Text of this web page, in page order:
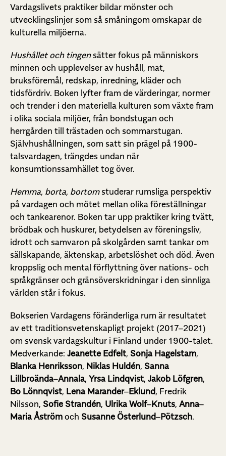
Vardagslivets praktiker bildar mönster och
utvecklingslinjer som så småningom omskapar de
kulturella miljöerna.
Hushållet och tingensätter fokus på människors
minnen och upplevelser av hushåll, mat,
bruksföremål, redskap, inredning, kläder och
tidsfördriv. Boken lyfter fram de värderingar, normer
och trender i den materiella kulturen som växte fram
i olika sociala miljöer, från bondstugan och
herrgården till trästaden och sommarstugan.
Självhushållningen, som satt sin prägel på 1900-
talsvardagen, trängdes undan när
konsumtionssamhället tog över.
Hemma, borta, bortom studerar rumsliga perspektiv
på vardagen och mötet mellan olika föreställningar
och tankearenor. Boken tar upp praktiker kring tvätt,
brödbak och huskurer, betydelsen av föreningsliv,
idrott och samvaron på skolgården samt tankar om
sällskapande, äktenskap, arbetslöshet och död. Även
kroppslig och mental förflyttning över nations- och
språkgränser och gränsöverskridningar i den sinnliga
världen står i fokus.
Bokserien Vardagens föränderliga rum är resultatet
av ett traditionsvetenskapligt projekt (2017–2021)
om svensk vardagskultur i Finland under 1900-talet.
Medverkande: Jeanette Edfelt, Sonja Hagelstam,
Blanka Henriksson, Niklas Huldén, Sanna
Lillbroända–Annala, Yrsa Lindqvist, Jakob Löfgren,
Bo Lönnqvist, Lena Marander–Eklund, Fredrik
Nilsson, Sofie Strandén, Ulrika Wolf–Knuts, Anna–
Maria Åström och Susanne Österlund–Pötzsch.